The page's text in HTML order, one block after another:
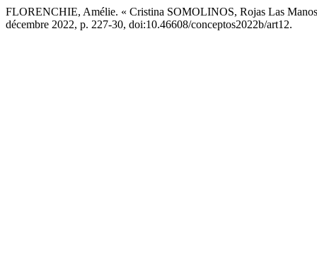
FLORENCHIE, Amélie. « Cristina SOMOLINOS, Rojas Las
décembre 2022, p. 227-30, doi:10.46608/conceptos2022b/art12.